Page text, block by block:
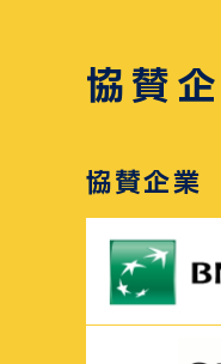
協賛
協賛企業